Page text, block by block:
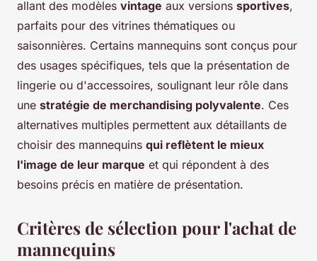
allant des modèles vintage aux versions sportives,
parfaits pour des vitrines thématiques ou
saisonnières. Certains mannequins sont conçus pour
des usages spécifiques, tels que la présentation de
lingerie ou d'accessoires, soulignant leur rôle dans
une stratégie de merchandising polyvalente. Ces
alternatives multiples permettent aux détaillants de
choisir des mannequins qui reflètent le mieux
l'image de leur marque et qui répondent à des
besoins précis en matière de présentation.
Critères de sélection pour l'achat de
mannequins